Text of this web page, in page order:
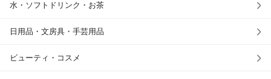
水・ソフトドリンク・お茶
日用品・文房具・手芸用品
ビューティ・コスメ